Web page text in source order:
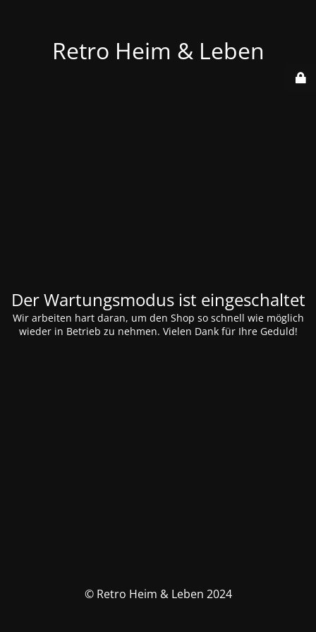
Retro Heim & Leben
Der Wartungsmodus ist eingeschaltet
Wir arbeiten hart daran, um den Shop so schnell wie möglich
wieder in Betrieb zu nehmen. Vielen Dank für Ihre Geduld!
© Retro Heim & Leben 2024